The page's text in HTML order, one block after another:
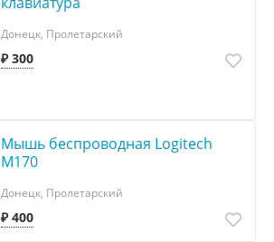
₽ 300
Донецк, Пролетарский
Мышь беспроводная Logitech
M170
₽ 400
Донецк, Пролетарский